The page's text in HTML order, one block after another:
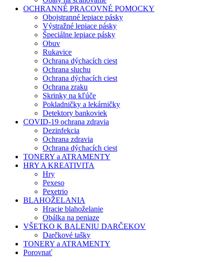
OCHRANNÉ PRACOVNÉ POMOCKY
Obojstranné lepiace pásky
Výstražné lepiace pásky
Špeciálne lepiace pásky
Obuv
Rukavice
Ochrana dýchacích ciest
Ochrana sluchu
Ochrana dýchacích ciest
Ochrana zraku
Skrinky na kľúče
Pokladničky a lekárničky
Detektory bankoviek
COVID-19 ochrana zdravia
Dezinfekcia
Ochrana zdravia
Ochrana dýchacích ciest
TONERY a ATRAMENTY
HRY A KREATIVITA
Hry
Pexeso
Pexetrio
BLAHOŽELANIA
Hracie blahoželanie
Obálka na peniaze
VŠETKO K BALENIU DARČEKOV
Darčkové tašky
TONERY a ATRAMENTY
Porovnať